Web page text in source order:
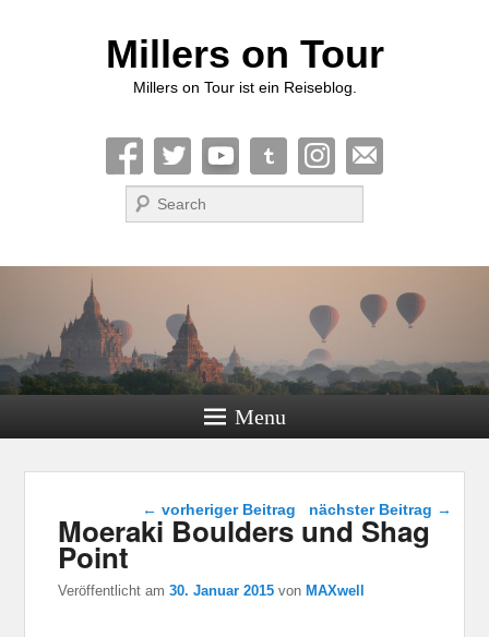
Millers on Tour
Millers on Tour ist ein Reiseblog.
Suche
Menu
Beitragsnavigation
← vorheriger Beitrag nächster Beitrag →
Moeraki Boulders und Shag
Point
Veröffentlicht am30. Januar 2015 vonMAXwell